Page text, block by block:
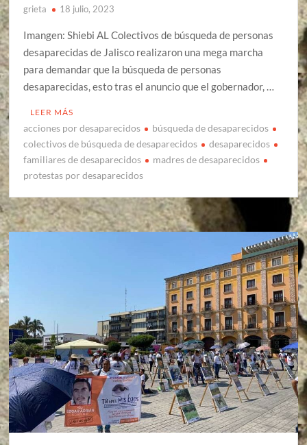
grieta 18 julio, 2023
Imangen: Shiebi AL Colectivos de búsqueda de personas
desaparecidas de Jalisco realizaron una mega marcha
para demandar que la búsqueda de personas
desaparecidas, esto tras el anuncio que el gobernador, …
LEER MÁS
acciones por desaparecidos
búsqueda de desaparecidos
colectivos de búsqueda de desaparecidos
desaparecidos
familiares de desaparecidos
madres de desaparecidos
protestas por desaparecidos